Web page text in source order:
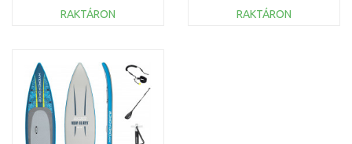
RAKTÁRON
Összehasonlítás
RAKTÁRON